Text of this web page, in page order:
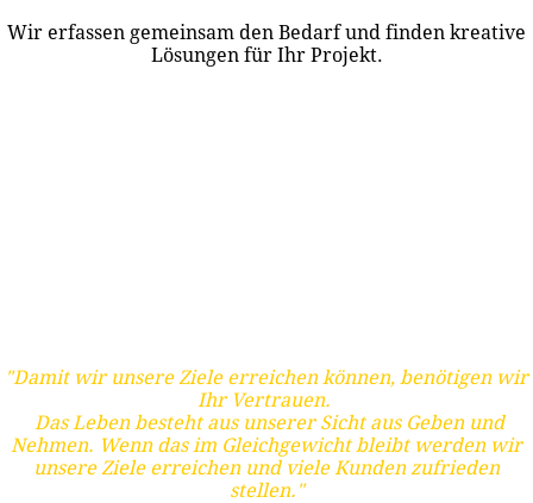
Wir erfassen gemeinsam den Bedarf und finden kreative
Lösungen für Ihr Projekt.
"Damit wir unsere Ziele erreichen können, benötigen wir
Ihr Vertrauen.
Das Leben besteht aus unserer Sicht aus Geben und
Nehmen. Wenn das im Gleichgewicht bleibt werden wir
unsere Ziele erreichen und viele Kunden zufrieden
stellen."